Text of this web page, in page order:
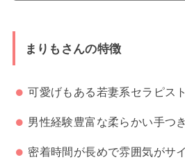
まりもさんの特徴
可愛げもある若妻系セラピスト
男性経験豊富な柔らかい手つ
密着時間が長めで雰囲気がサ